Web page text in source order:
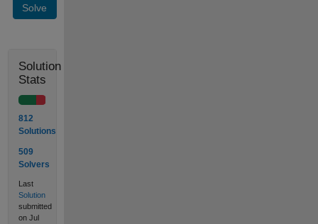
Solve
Solution
Stats
812
Solutions
509
Solvers
Last
Solution
submitted
on Jul